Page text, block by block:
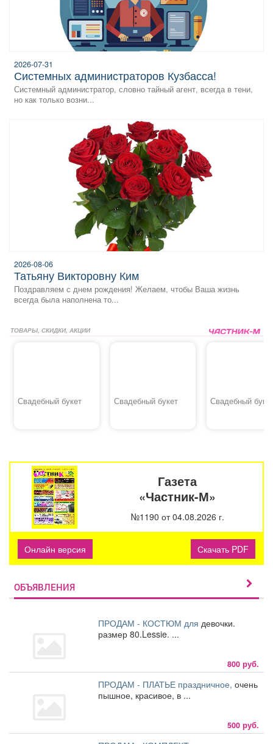
2026-07-31
системных администраторов Кузбасса!
Системный администратор, словно тайный агент, всегда в тени,
но как только возни...
2026-08-06
Татьяну Викторовну Ким
Поздравляем с днем рождения! Желаем, чтобы Ваша жизнь
всегда была наполнена то...
ТОВАРЫ, СКИДКИ, АКЦИИ
Свадебный букет Свадебный букет Свадебный
Газета
«Частник-М»
№1190 от 04.08.2026 г.
Онлайн версия Скачать PDF
ОБЪЯВЛЕНИЯ
ПРОДАМ - КОСТЮМ для девочки.
размер 80.Lessie. ...
800 руб.
ПРОДАМ - ПЛАТЬЕ праздничное, очень
пышное, красивое, в ...
500 руб.